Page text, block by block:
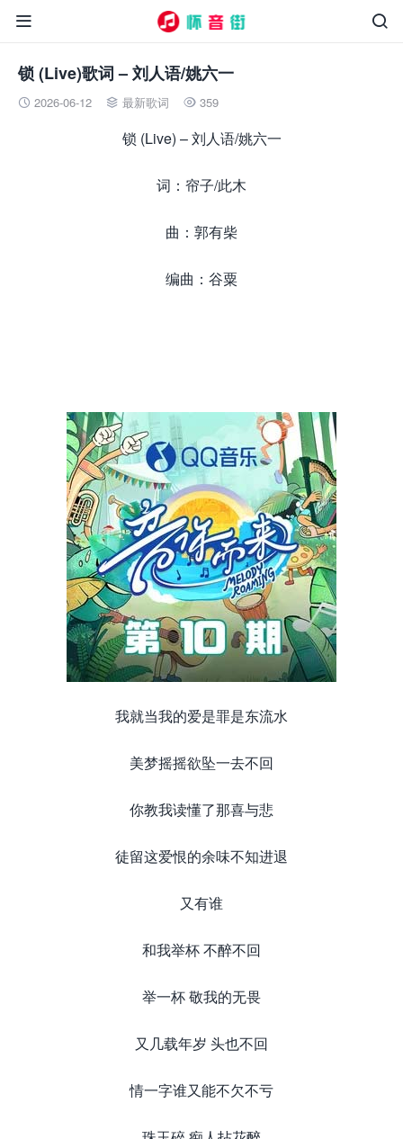


锁 (Live)歌词 – 刘人语/姚六一
 2026-06-12  最新歌词  359
锁 (Live) – 刘人语/姚六一
词：帘子/此木
曲：郭有柴
编曲：谷粟
我就当我的爱是罪是东流水
美梦摇摇欲坠一去不回
你教我读懂了那喜与悲
徒留这爱恨的余味不知进退
又有谁
和我举杯 不醉不回
举一杯 敬我的无畏
又几载年岁 头也不回
情一字谁又能不欠不亏